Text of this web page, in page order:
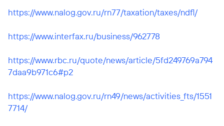
https://www.nalog.gov.ru/rn77/taxation/taxes/ndfl/
https://www.interfax.ru/business/962778
https://www.rbc.ru/quote/news/article/5fd249769a794
7daa9b971c6#p2
https://www.nalog.gov.ru/rn49/news/activities_fts/1551
7714/